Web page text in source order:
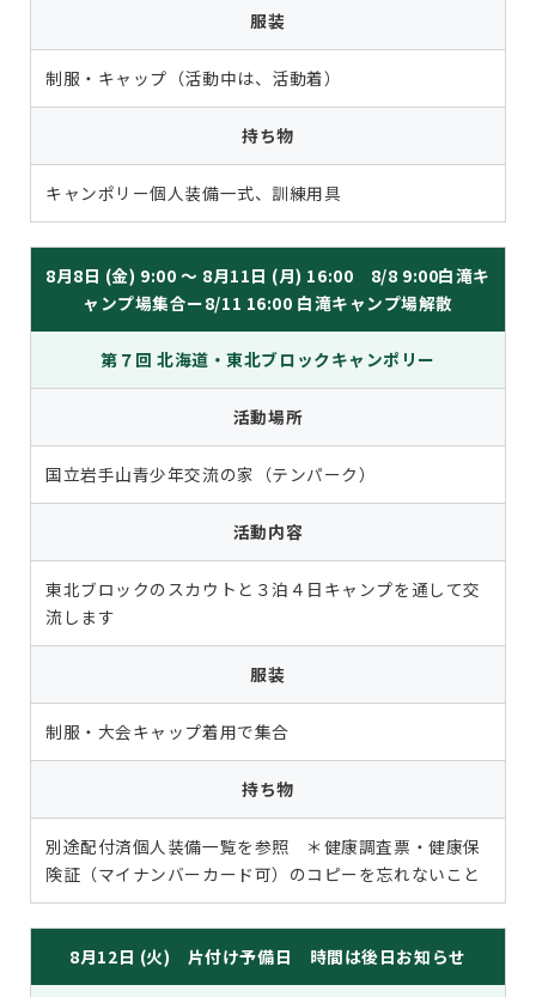
服装
制服・キャップ（活動中は、活動着）
持ち物
キャンポリー個人装備一式、訓練用具
8月8日 (金) 9:00 ～ 8月11日 (月) 16:00 8/8 9:00白滝キ
ャンプ場集合ー8/11 16:00 白滝キャンプ場解散
第７回 北海道・東北ブロックキャンポリー
活動場所
国立岩手山青少年交流の家（テンパーク）
活動内容
東北ブロックのスカウトと３泊４日キャンプを通して交
流します
服装
制服・大会キャップ着用で集合
持ち物
別途配付済個人装備一覧を参照 ＊健康調査票・健康保
険証（マイナンバーカード可）のコピーを忘れないこと
8月12日 (火) 片付け予備日 時間は後日お知らせ